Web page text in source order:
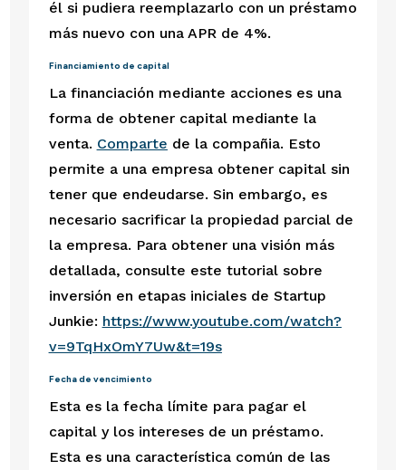
él si pudiera reemplazarlo con un préstamo
más nuevo con una APR de 4%.
Financiamiento de capital
La financiación mediante acciones es una
forma de obtener capital mediante la
venta. Comparte de la compañia. Esto
permite a una empresa obtener capital sin
tener que endeudarse. Sin embargo, es
necesario sacrificar la propiedad parcial de
la empresa. Para obtener una visión más
detallada, consulte este tutorial sobre
inversión en etapas iniciales de Startup
Junkie: https://www.youtube.com/watch?
v=9TqHxOmY7Uw&t=19s
Fecha de vencimiento
Esta es la fecha límite para pagar el
capital y los intereses de un préstamo.
Esta es una característica común de las